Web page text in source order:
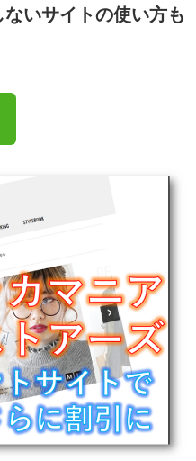
いサイトの使い方も